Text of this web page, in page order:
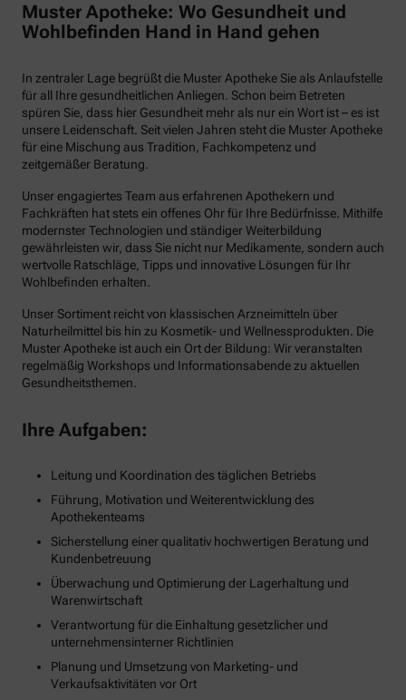
Muster Apotheke: Wo Gesundheit und
Wohlbefinden Hand in Hand gehen
In zentraler Lage begrüßt die Muster Apotheke Sie als Anlaufstelle
für all Ihre gesundheitlichen Anliegen. Schon beim Betreten
spüren Sie, dass hier Gesundheit mehr als nur ein Wort ist – es ist
unsere Leidenschaft. Seit vielen Jahren steht die Muster Apotheke
für eine Mischung aus Tradition, Fachkompetenz und
zeitgemäßer Beratung.
Unser engagiertes Team aus erfahrenen Apothekern und
Fachkräften hat stets ein offenes Ohr für Ihre Bedürfnisse. Mithilfe
modernster Technologien und ständiger Weiterbildung
gewährleisten wir, dass Sie nicht nur Medikamente, sondern auch
wertvolle Ratschläge, Tipps und innovative Lösungen für Ihr
Wohlbefinden erhalten.
Unser Sortiment reicht von klassischen Arzneimitteln über
Naturheilmittel bis hin zu Kosmetik- und Wellnessprodukten. Die
Muster Apotheke ist auch ein Ort der Bildung: Wir veranstalten
regelmäßig Workshops und Informationsabende zu aktuellen
Gesundheitsthemen.
Ihre Aufgaben:
Leitung und Koordination des täglichen Betriebs
Führung, Motivation und Weiterentwicklung des
Apothekenteams
Sicherstellung einer qualitativ hochwertigen Beratung und
Kundenbetreuung
Überwachung und Optimierung der Lagerhaltung und
Warenwirtschaft
Verantwortung für die Einhaltung gesetzlicher und
unternehmensinterner Richtlinien
Planung und Umsetzung von Marketing- und
Verkaufsaktivitäten vor Ort